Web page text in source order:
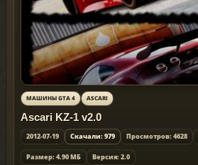
МАШИНЫ GTA 4 ASCARI
Ascari KZ-1 v2.0
2012-07-19 Скачали: 979 Просмотров: 4628
Размер: 4.90 МБ Версия: 2.0